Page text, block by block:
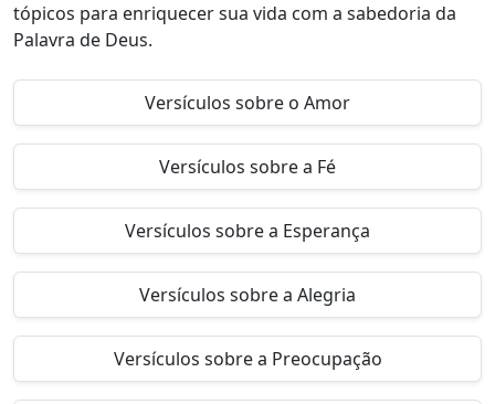
tópicos para enriquecer sua vida com a sabedoria da
Palavra de Deus.
Versículos sobre o Amor
Versículos sobre a Fé
Versículos sobre a Esperança
Versículos sobre a Alegria
Versículos sobre a Preocupação